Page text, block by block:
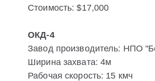
Стоимость: $17,000
ОКД-4
Завод производитель: НПО
Ширина захвата: 4м
Рабочая скорость: 15 кмч